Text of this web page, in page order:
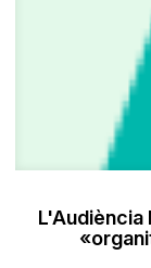
L'Audiència